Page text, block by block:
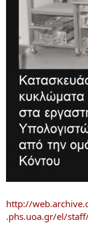
http://
.phs.uoa.gr/el/